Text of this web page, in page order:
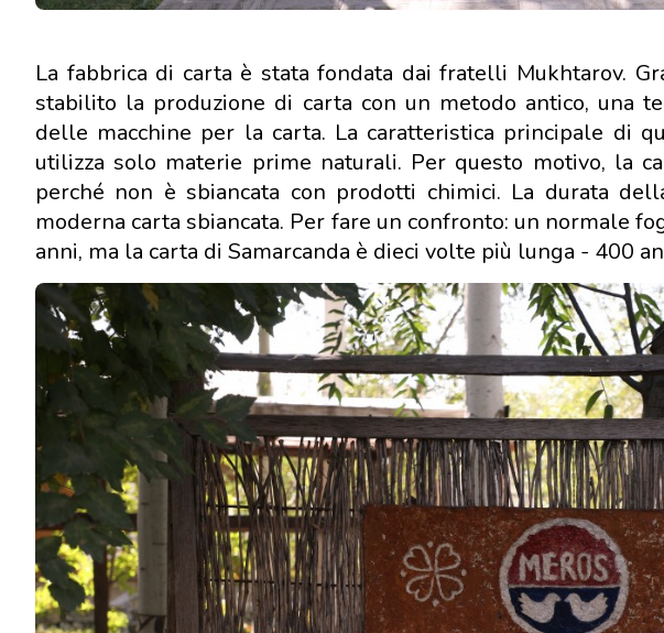
La fabbrica di carta è stata fondata dai fratelli Mukhtarov.
stabilito la produzione di carta con un metodo antico, una
delle macchine per la carta. La caratteristica principale di
utilizza solo materie prime naturali. Per questo motivo, la
perché non è sbiancata con prodotti chimici. La durata
moderna carta sbiancata. Per fare un confronto: un normale
anni, ma la carta di Samarcanda è dieci volte più lunga - 400